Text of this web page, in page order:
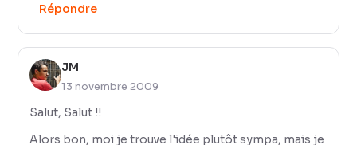
Répondre
JM
13 novembre 2009
Salut, Salut !!
Alors bon, moi je trouve l'idée plutôt sympa, mais je